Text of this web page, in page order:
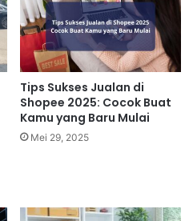
Tips Sukses Jualan di
Shopee 2025: Cocok Buat
Kamu yang Baru Mulai
Mei 29, 2025